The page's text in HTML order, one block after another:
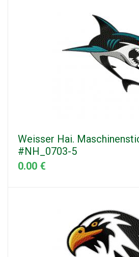
Weisser Hai.
#NH_0703-5
0.00 €